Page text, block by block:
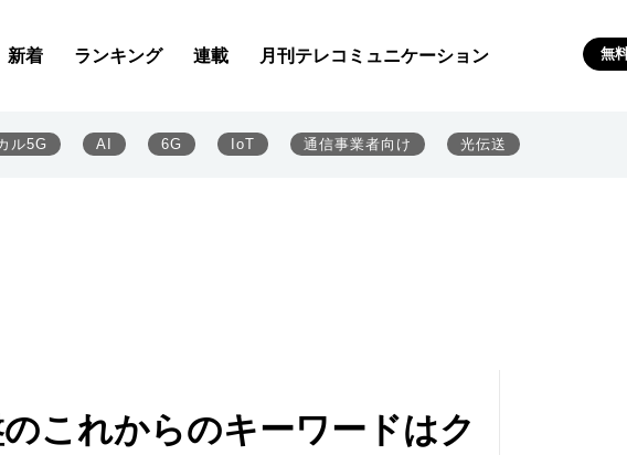
新着 ランキング 連載 月刊テレコミュニケーション 無
ル5G AI 6G IoT 通信事業者向け 光伝送
これからのキーワードはク